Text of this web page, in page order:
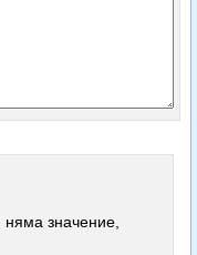
няма значение,